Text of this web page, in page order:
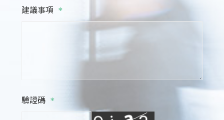
建議事項 *
驗證碼 *